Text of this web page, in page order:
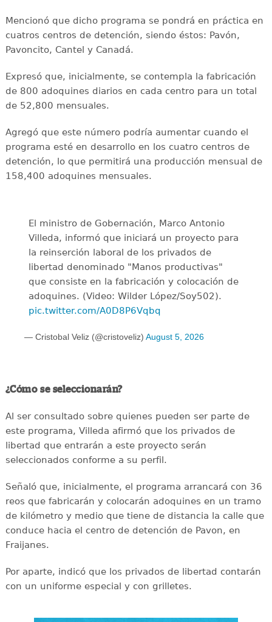
Mencionó que dicho programa se pondrá en práctica en
cuatros centros de detención, siendo éstos: Pavón,
Pavoncito, Cantel y Canadá.
Expresó que, inicialmente, se contempla la fabricación
de 800 adoquines diarios en cada centro para un total
de 52,800 mensuales.
Agregó que este número podría aumentar cuando el
programa esté en desarrollo en los cuatro centros de
detención, lo que permitirá una producción mensual de
158,400 adoquines mensuales.
El ministro de Gobernación, Marco Antonio
Villeda, informó que iniciará un proyecto para
la reinserción laboral de los privados de
libertad denominado "Manos productivas"
que consiste en la fabricación y colocación de
adoquines. (Video: Wilder López/Soy502).
pic.twitter.com/A0D8P6Vqbq
— Cristobal Veliz (@cristoveliz) August 5, 2026
¿Cómo se seleccionarán?
Al ser consultado sobre quienes pueden ser parte de
este programa, Villeda afirmó que los privados de
libertad que entrarán a este proyecto serán
seleccionados conforme a su perfil.
Señaló que, inicialmente, el programa arrancará con 36
reos que fabricarán y colocarán adoquines en un tramo
de kilómetro y medio que tiene de distancia la calle que
conduce hacia el centro de detención de Pavon, en
Fraijanes.
Por aparte, indicó que los privados de libertad contarán
con un uniforme especial y con grilletes.